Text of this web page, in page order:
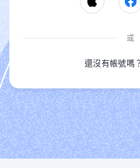
或
還沒有帳號嗎